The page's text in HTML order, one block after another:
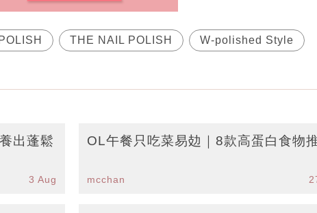
THE NAIL POLISH W-polished Style
出蓬鬆
3 Aug
OL午餐只吃菜易攰｜8款高蛋白食物
mcchan